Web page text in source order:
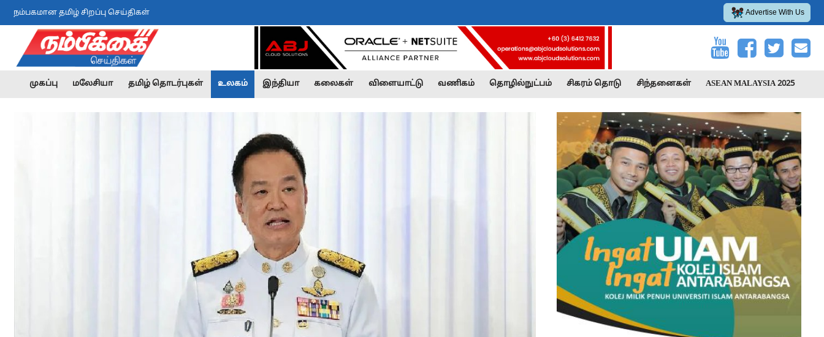
நம்பகமான தமிழ் சிறப்பு செய்திகள் Advertise With Us
முகப்பு மலேசியா தமிழ் தொடர்புகள் உலகம் இந்தியா கலைகள் விளையாட்டு வணிகம் தொழில்நுட்பம் சிகரம் தொடு சிந்தனைகள் ASEAN MALAYSIA 2025